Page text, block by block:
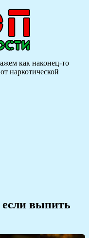
как наконец-то
наркотической
если выпить